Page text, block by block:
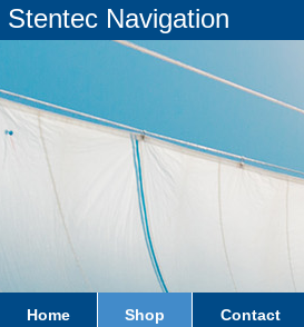
Stentec Navigation
Home Shop Contact